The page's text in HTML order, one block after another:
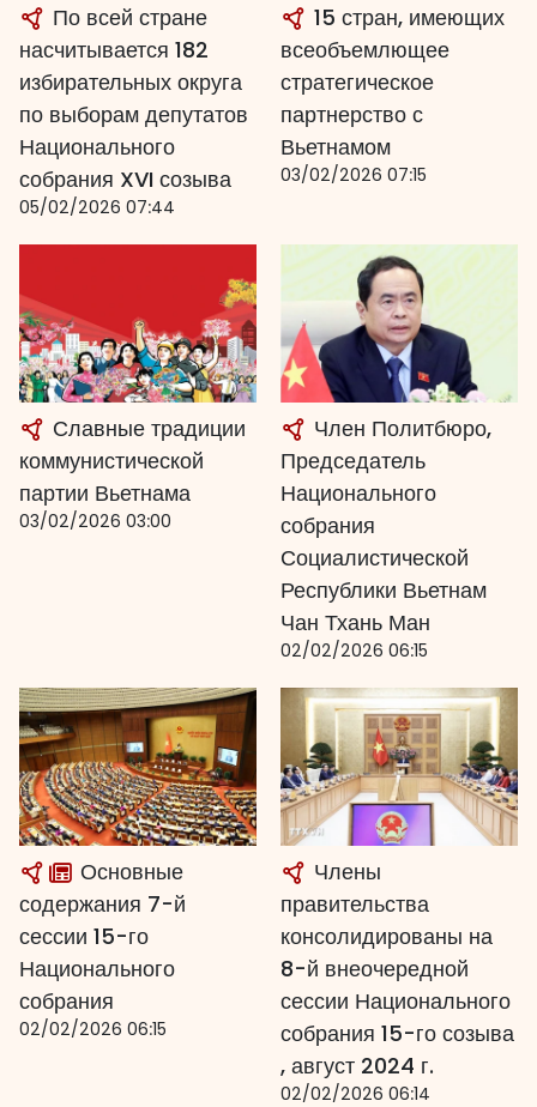
По всей стране
насчитывается 182
избирательных округа
по выборам депутатов
Национального
собрания XVI созыва
05/02/2026 07:44
15 стран, имеющих
всеобъемлющее
стратегическое
партнерство с
Вьетнамом
03/02/2026 07:15
Славные традиции
коммунистической
партии Вьетнама
03/02/2026 03:00
Член Политбюро,
Председатель
Национального
собрания
Социалистической
Республики Вьетнам
Чан Тхань Ман
02/02/2026 06:15
Основные
содержания 7-й
сессии 15-го
Национального
собрания
02/02/2026 06:15
Члены
правительства
консолидированы на
8-й внеочередной
сессии Национального
собрания 15-го созыва
, август 2024 г.
02/02/2026 06:14